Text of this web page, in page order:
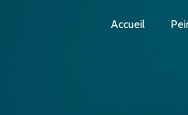
Accueil